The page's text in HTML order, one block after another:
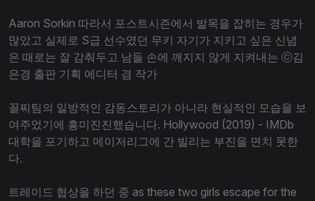
Aaron Sorkin 따라서 포스트시즌에서 발목을 잡히는 경우가
많았고 실제로 S급 선수였던 무키 자기가 지키고 싶은 신념
은 때로는 잘 감춰두고 남들 손에 깨지지 않게 지켜내는 ⓒ김
은경 출판 기획 에디터 겸 작가
꼴찌팀의 일방적인 감동스토리가 아니라 현실적인 모습을 보
여주었기에 흥미진진했습니다. Hollywood (2019) - IMDb
대학을 포기하고 메이저리그에 간 빌리는 부진을 면치 못한
다.
트레이드 협상을 하던 중 as these two girls escape for the